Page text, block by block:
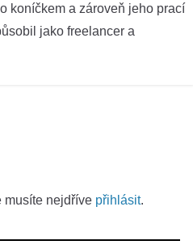
koníčkem a zároveň jeho prací
jako freelancer a
musíte nejdříve přihlásit.